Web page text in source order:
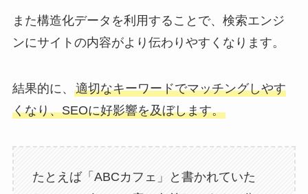
また構造化データを利用することで、検索エンジ
ンにサイトの内容がより伝わりやすくなります。
結果的に、 適切なキーワードでマッチングしやす
くなり、SEOに好影響を及ぼします。
たとえば「ABCカフェ」と書かれていた